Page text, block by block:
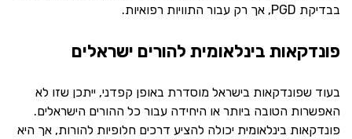
בבדיקת PGD, אך רק עבור התוויות רפואיות.
פונדקאות בינלאומית להורים ישראלים
בעוד שפונדקאות בישראל מוסדרת באופן קפדני, ייתכן שזו לא
האפשרות הטובה ביותר או היחידה עבור כל ההורים הישראלים.
פונדקאות בינלאומית יכולה להציע דרכים חלופיות להורות, אך היא